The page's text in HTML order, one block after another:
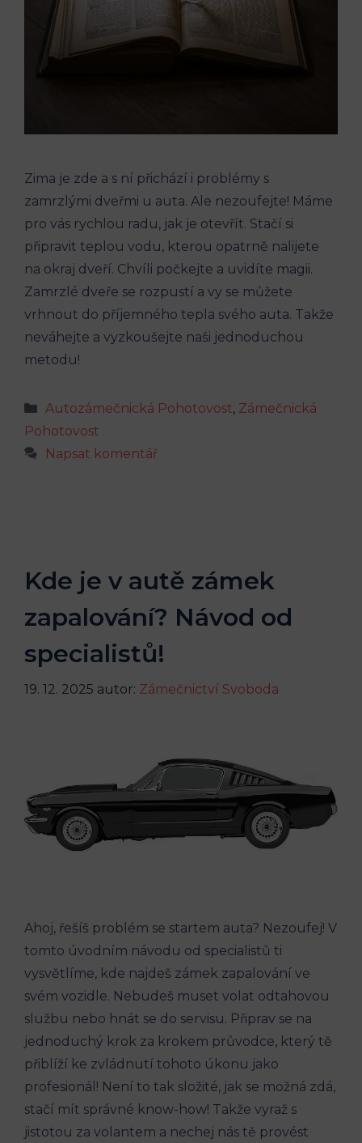
Zima je zde a s ní přichází i problémy s
zamrzlými dveřmi u auta. Ale nezoufejte! Máme
pro vás rychlou radu, jak je otevřít. Stačí si
připravit teplou vodu, kterou opatrně nalijete
na okraj dveří. Chvíli počkejte a uvidíte magii.
Zamrzlé dveře se rozpustí a vy se můžete
vrhnout do příjemného tepla svého auta. Takže
neváhejte a vyzkoušejte naši jednoduchou
metodu!
Rubriky
Autozámečnická Pohotovost, Zámečnická
Pohotovost
Napsat komentář
Kde je v autě zámek
zapalování? Návod od
specialistů!
19. 12. 2025 autor: Zámečnictví Svoboda
Ahoj, řešíš problém se startem auta? Nezoufej! V
tomto úvodním návodu od specialistů ti
vysvětlíme, kde najdeš zámek zapalování ve
svém vozidle. Nebudeš muset volat odtahovou
službu nebo hnát se do servisu. Připrav se na
jednoduchý krok za krokem průvodce, který tě
přiblíží ke zvládnutí tohoto úkonu jako
profesionál! Není to tak složité, jak se možná zdá,
stačí mít správné know-how! Takže vyraž s
jistotou za volantem a nechej nás tě provést